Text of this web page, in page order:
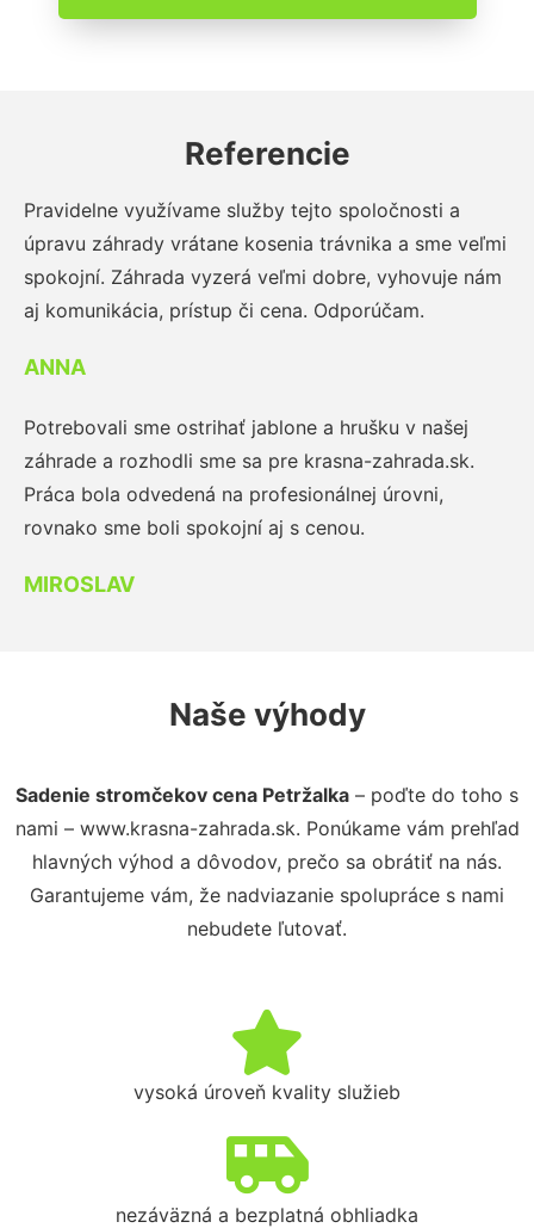
Referencie
Pravidelne využívame služby tejto spoločnosti a
úpravu záhrady vrátane kosenia trávnika a sme veľmi
spokojní. Záhrada vyzerá veľmi dobre, vyhovuje nám
aj komunikácia, prístup či cena. Odporúčam.
ANNA
Potrebovali sme ostrihať jablone a hrušku v našej
záhrade a rozhodli sme sa pre krasna-zahrada.sk.
Práca bola odvedená na profesionálnej úrovni,
rovnako sme boli spokojní aj s cenou.
MIROSLAV
Naše výhody
Sadenie stromčekov cena Petržalka – poďte do toho s
nami – www.krasna-zahrada.sk. Ponúkame vám prehľad
hlavných výhod a dôvodov, prečo sa obrátiť na nás.
Garantujeme vám, že nadviazanie spolupráce s nami
nebudete ľutovať.
vysoká úroveň kvality služieb
nezáväzná a bezplatná obhliadka